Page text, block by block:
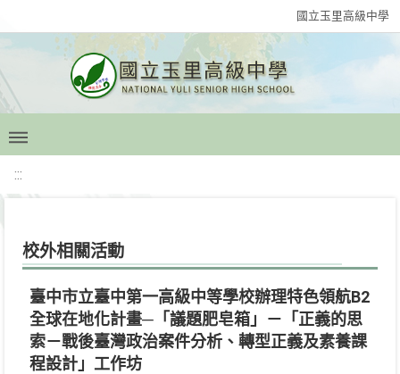
國立玉里高級中學
:::
校外相關活動
臺中市立臺中第一高級中等學校辦理特色領航B2
全球在地化計畫─「議題肥皂箱」－「正義的思
索－戰後臺灣政治案件分析、轉型正義及素養課
程設計」工作坊